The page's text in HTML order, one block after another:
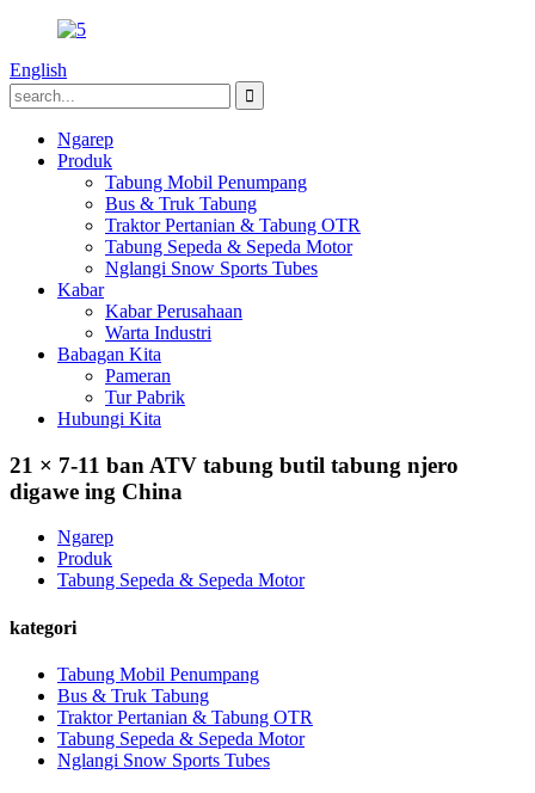
English
Ngarep
Produk
Tabung Mobil Penumpang
Bus & Truk Tabung
Traktor Pertanian & Tabung OTR
Tabung Sepeda & Sepeda Motor
Nglangi Snow Sports Tubes
Kabar
Kabar Perusahaan
Warta Industri
Babagan Kita
Pameran
Tur Pabrik
Hubungi Kita
21 × 7-11 ban ATV tabung butil tabung njero
digawe ing China
Ngarep
Produk
Tabung Sepeda & Sepeda Motor
kategori
Tabung Mobil Penumpang
Bus & Truk Tabung
Traktor Pertanian & Tabung OTR
Tabung Sepeda & Sepeda Motor
Nglangi Snow Sports Tubes